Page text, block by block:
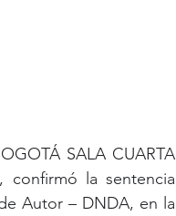
SALA CUARTA
confirmó la sentencia
Autor – DNDA, en la